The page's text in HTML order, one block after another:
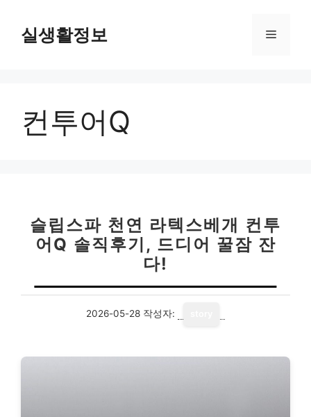
실생활정보 메
컨투어Q
슬립스파 천연 라텍스베개 컨투
어Q 솔직후기, 드디어 꿀잠 잔
다!
2026-05-28 작성자: